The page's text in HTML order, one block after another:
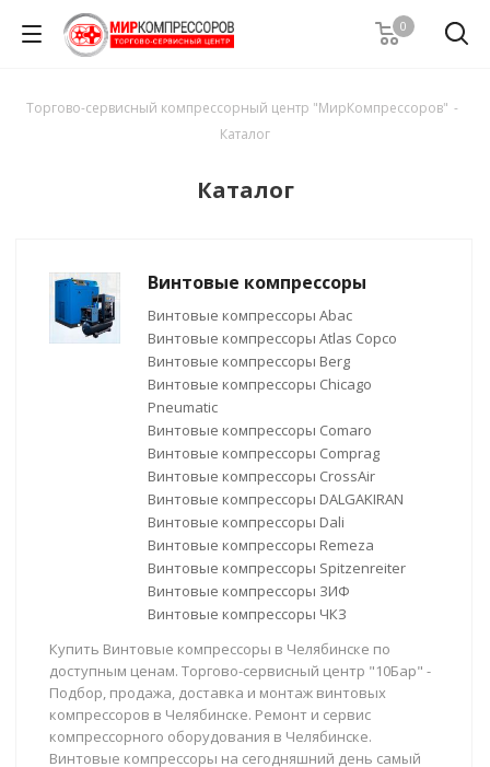
0
Торгово-сервисный компрессорный центр "МирКомпрессоров" -
Каталог
Каталог
Винтовые компрессоры
Винтовые компрессоры Abac
Винтовые компрессоры Atlas Copco
Винтовые компрессоры Berg
Винтовые компрессоры Chicago
Pneumatic
Винтовые компрессоры Comaro
Винтовые компрессоры Comprag
Винтовые компрессоры CrossAir
Винтовые компрессоры DALGAKIRAN
Винтовые компрессоры Dali
Винтовые компрессоры Remeza
Винтовые компрессоры Spitzenreiter
Винтовые компрессоры ЗИФ
Винтовые компрессоры ЧКЗ
Купить Винтовые компрессоры в Челябинске по
доступным ценам. Торгово-сервисный центр "10Бар" -
Подбор, продажа, доставка и монтаж винтовых
компрессоров в Челябинске. Ремонт и сервис
компрессорного оборудования в Челябинске.
Винтовые компрессоры на сегодняшний день самый